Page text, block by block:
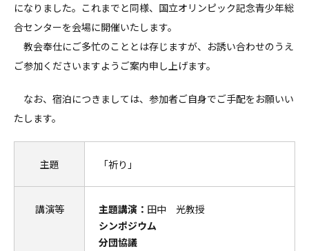
になりました。これまでと同様、国立オリンピック記念青少年総
合センターを会場に開催いたします。
教会奉仕にご多忙のこととは存じますが、お誘い合わせのうえ
ご参加くださいますようご案内申し上げます。
なお、宿泊につきましては、参加者ご自身でご手配をお願いい
たします。
主題 「祈り」
講演等 主題講演： 田中 光教授
シンポジウム
分団協議